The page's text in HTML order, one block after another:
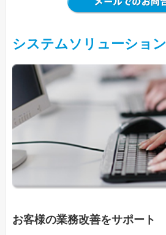
システムソリューション
お客様の業務改善をサポート